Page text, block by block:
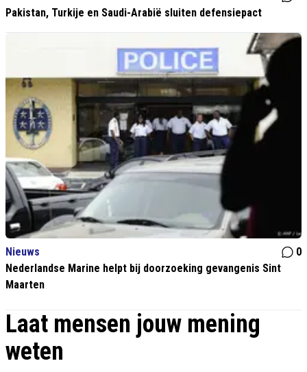
Pakistan, Turkije en Saudi-Arabië sluiten defensiepact
Nieuws
0
Nederlandse Marine helpt bij doorzoeking gevangenis Sint
Maarten
Laat mensen jouw mening
weten